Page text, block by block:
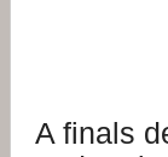
A finals